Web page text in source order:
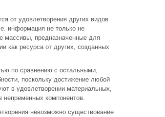
от удовлетворения других видов
информация не только не
массивы, предназначенные для
как ресурса от других, созданных
по сравнению с остальными,
поскольку достижение любой
в удовлетворении материальных,
непременных компонентов.
невозможно существование